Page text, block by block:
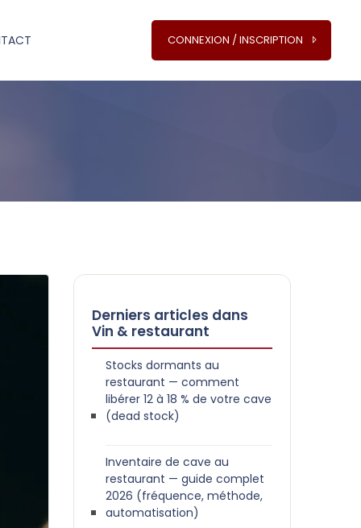
CONNEXION / INSCRIPTION
Derniers articles dans
Vin & restaurant
Stocks dormants au
restaurant — comment
libérer 12 à 18 % de votre cave
(dead stock)
Inventaire de cave au
restaurant — guide complet
2026 (fréquence, méthode,
automatisation)